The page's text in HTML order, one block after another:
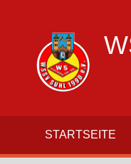
springen
offizielle
Vereinsseite
des
WSSV
STARTSEITE